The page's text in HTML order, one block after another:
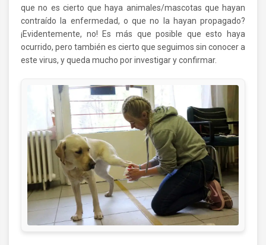
que no es cierto que haya animales/mascotas que hayan
contraído la enfermedad, o que no la hayan propagado?
¡Evidentemente, no! Es más que posible que esto haya
ocurrido, pero también es cierto que seguimos sin conocer a
este virus, y queda mucho por investigar y confirmar.